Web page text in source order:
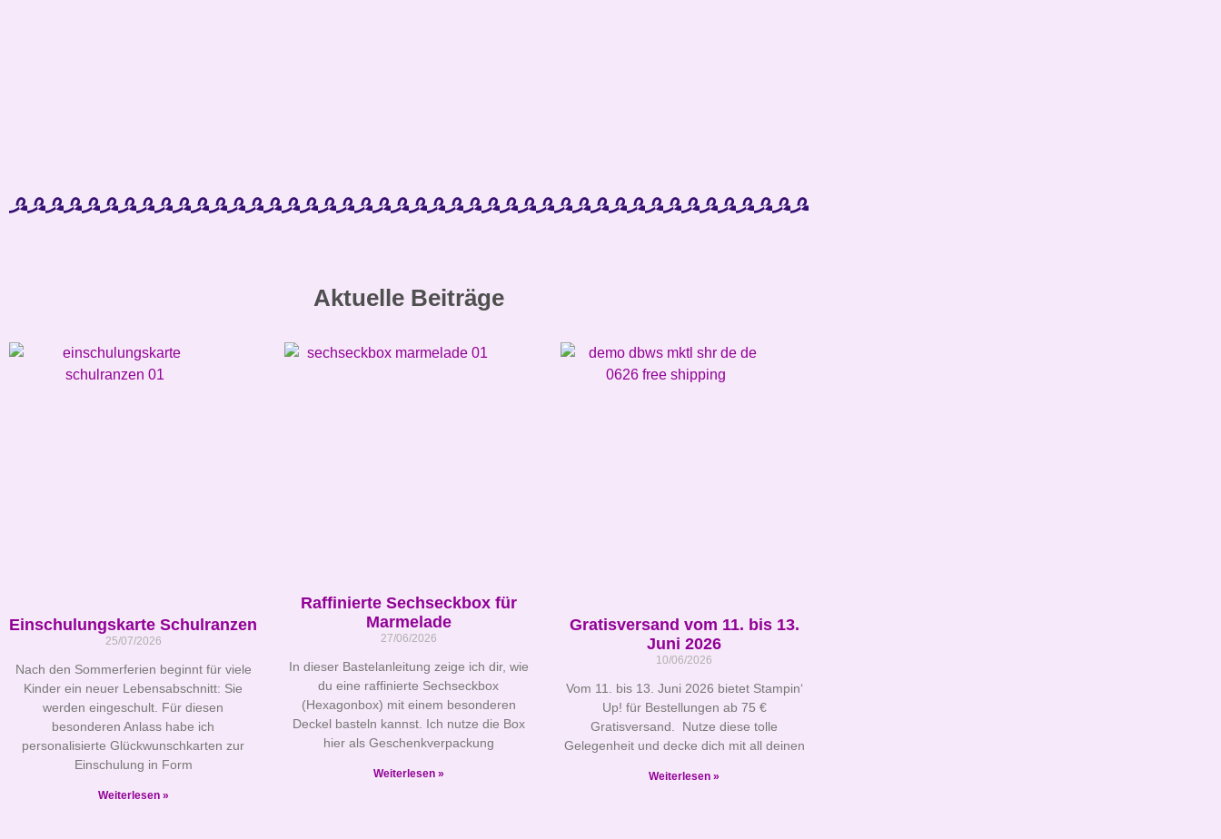
Aktuelle Beiträge
Einschulungskarte Schulranzen
25/07/2026
Nach den Sommerferien beginnt für viele
Kinder ein neuer Lebensabschnitt: Sie
werden eingeschult. Für diesen
besonderen Anlass habe ich
personalisierte Glückwunschkarten zur
Einschulung in Form
Weiterlesen »
Raffinierte Sechseckbox für
Marmelade
27/06/2026
In dieser Bastelanleitung zeige ich dir, wie
du eine raffinierte Sechseckbox
(Hexagonbox) mit einem besonderen
Deckel basteln kannst. Ich nutze die Box
hier als Geschenkverpackung
Weiterlesen »
Gratisversand vom 11. bis 13.
Juni 2026
10/06/2026
Vom 11. bis 13. Juni 2026 bietet Stampin‘
Up! für Bestellungen ab 75 €
Gratisversand. Nutze diese tolle
Gelegenheit und decke dich mit all deinen
Weiterlesen »